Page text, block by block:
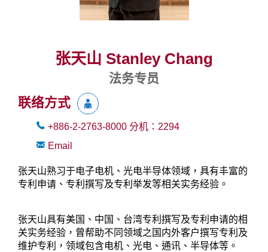
张天山 Stanley Chang
法务专员
联络方式
+886-2-2763-8000 分机： 2294
Email
张天山熟习于电子电机、光电半导体领域，具有丰富的
专利申请、专利撰写及专利举发等相关实务经验。
张天山具有美国、中国、台湾专利撰写及专利申请的相
关实务经验，曾帮助不同领域之国内外客户撰写专利及
维护专利，领域包含电机、光电、通讯、半导体等。